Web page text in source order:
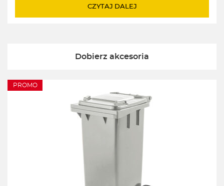
wynosiła:
wynosi:
CZYTAJ DALEJ
Dobierz akcesoria
PROMO